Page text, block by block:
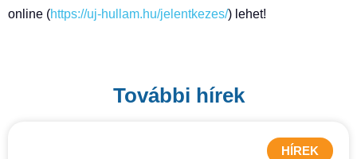
online (https://uj-hullam.hu/jelentkezes/) lehet!
További hírek
HÍREK